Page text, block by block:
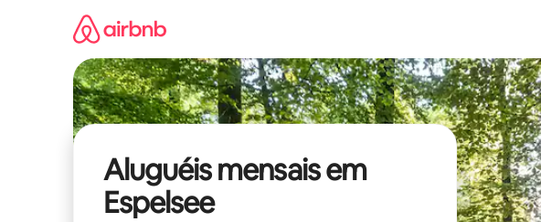
Aluguéis mensais em
Espelsee